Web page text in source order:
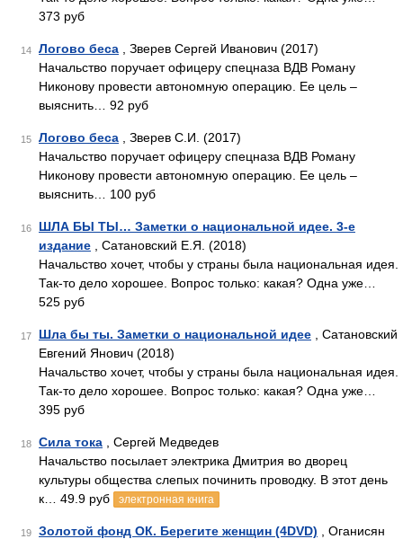
373 руб
14 Логово беса , Зверев Сергей Иванович (2017)
Начальство поручает офицеру спецназа ВДВ Роману
Никонову провести автономную операцию. Ее цель –
выяснить… 92 руб
15 Логово беса , Зверев С.И. (2017)
Начальство поручает офицеру спецназа ВДВ Роману
Никонову провести автономную операцию. Ее цель –
выяснить… 100 руб
16
ШЛА БЫ ТЫ… Заметки о национальной идее. 3-е
издание , Сатановский Е.Я. (2018)
Начальство хочет, чтобы у страны была национальная идея.
Так-то дело хорошее. Вопрос только: какая? Одна уже…
525 руб
17 Шла бы ты. Заметки о национальной идее , Сатановский
Евгений Янович (2018)
Начальство хочет, чтобы у страны была национальная идея.
Так-то дело хорошее. Вопрос только: какая? Одна уже…
395 руб
18 Сила тока , Сергей Медведев
Начальство посылает электрика Дмитрия во дворец
культуры общества слепых починить проводку. В этот день
к… 49.9 руб
электронная книга
19 Золотой фонд ОК. Берегите женщин (4DVD) , Оганисян